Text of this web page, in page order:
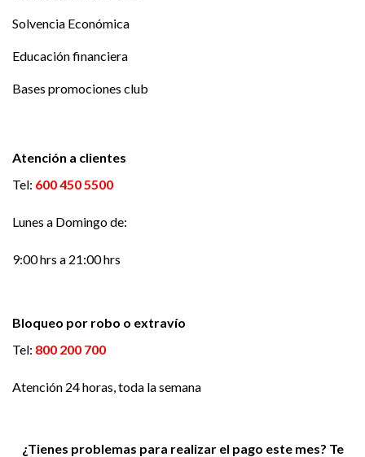
Solvencia Económica
Educación financiera
Bases promociones club
Atención a clientes
Tel: 600 450 5500
Lunes a Domingo de:
9:00 hrs a 21:00 hrs
Bloqueo por robo o extravío
Tel: 800 200 700
Atención 24 horas, toda la semana
¿Tienes problemas para realizar el pago este mes? Te